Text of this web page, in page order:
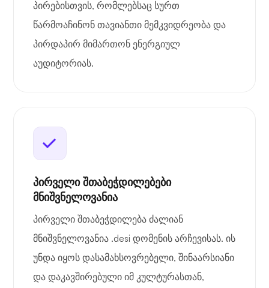
პირებისთვის, რომლებსაც სურთ
წარმოაჩინონ თავიანთი მემკვიდრეობა და
პირდაპირ მიმართონ ენერგიულ
აუდიტორიას.
პირველი შთაბეჭდილებები
მნიშვნელოვანია
პირველი შთაბეჭდილება ძალიან
მნიშვნელოვანია .desi დომენის არჩევისას. ის
უნდა იყოს დასამახსოვრებელი, შინაარსიანი
და დაკავშირებული იმ კულტურასთან,